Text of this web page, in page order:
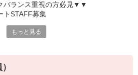
バランス重視の方必見▼▼
トSTAFF募集
助
もっと見る